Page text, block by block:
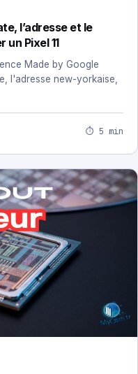
l’adresse et le
Pixel 11
Made by Google
l'adresse new-yorkaise,
⏱ 5 min